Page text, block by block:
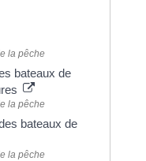
la pêche
bateaux de
la pêche
bateaux de
la pêche